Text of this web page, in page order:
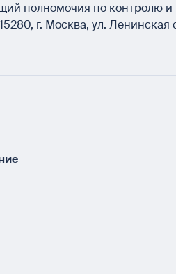
полномочия по контролю и
, г. Москва, ул. Ленинская